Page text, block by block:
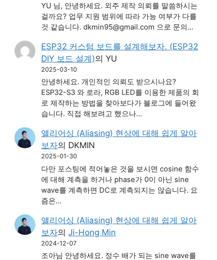
YU 님, 안녕하세요. 외주 제작 의뢰를 말씀하시는
걸까요? 업무 지원 범위에 따라 가능 여부가 다를
것 같습니다. dkmin95@gmail.com 으로 문의…
ESP32 커스텀 보드를 설계해보자. (ESP32
DIY 보드 설계)의YU
2025-03-10
안녕하세요. 개인적인 의뢰도 받으시나요?
ESP32-S3 와 로라, RGB LED를 이용한 제품의 회
로 제작하는 방법을 찾아보다가 블로그에 들어왔
습니다. 직접 해보려고 했으나…
앨리어싱 (Aliasing) 현상에 대해 쉽게 알아
보자의 DKMIN
2025-01-30
다만 포스팅에 적어놓은 것을 보시면 cosine 함수
에 대해 계측을 하거나 phase가 0이 아닌 sine
wave를 계측하면 DC로 계측되지는 않습니다. 요
즘은…
앨리어싱 (Aliasing) 현상에 대해 쉽게 알아
보자의Ji-Hong Min
2024-12-07
조아님 안녕하세요. 정수 배가 되는 sine wave를